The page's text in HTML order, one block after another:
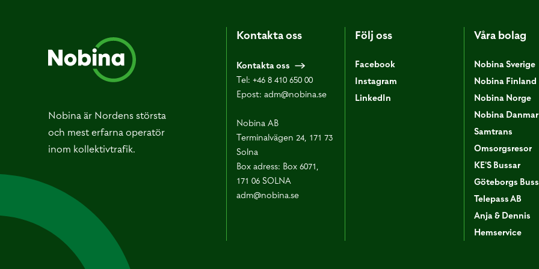
Nobina är Nordens största
och mest erfarna operatör
inom kollektivtrafik.
Kontakta oss
Kontakta oss
Tel: +46 8 410 650 00
Epost: adm@nobina.se
Nobina AB
Terminalvägen 24, 171 73
Solna
Box adress: Box 6071,
171 06 SOLNA
adm@nobina.se
Följ oss
Facebook
Instagram
LinkedIn
Våra bolag
Nobina Sverige
Nobina Finland
Nobina Norge
Nobina
Samtrans
Omsorgsresor
KE'S Bussar
Göteborgs Buss
Telepass AB
Anja & Dennis
Hemservice